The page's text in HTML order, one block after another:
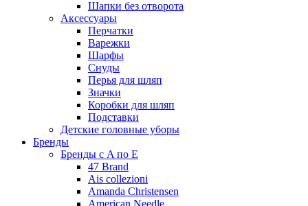
Шапки без отворота
Аксессуары
Перчатки
Варежки
Шарфы
Снуды
Перья для шляп
Значки
Коробки для шляп
Подставки
Детские головные уборы
Бренды
Бренды с A по E
47 Brand
Ais collezioni
Amanda Christensen
American Needle